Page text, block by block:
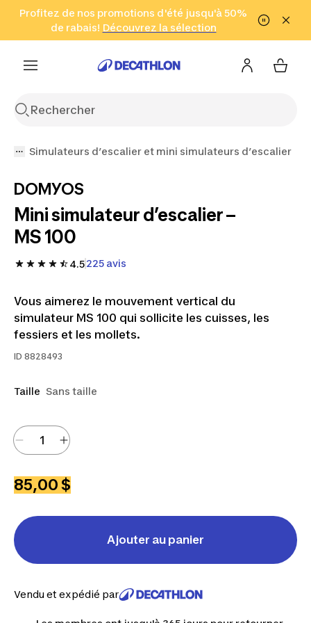
Aller à la recherche Aller au contenu Aller au pied de
Profitez de nos promotions d'été jusqu'à 50%
de rabais! Découvrez la sélection
Cliquez ici
en seulement 2 h!
(Zones sélectionnées)
Simulateurs d’escalier et mini simulateurs d’escalier
DOMYOS
Mini simulateur d’escalier –
MS 100
4.5225 avis
Vous aimerez le mouvement vertical du
simulateur MS 100 qui sollicite les cuisses, les
fessiers et les mollets.
ID 8828493
Taille Sans taille
85,00 $
Ajouter au panier
Vendu et expédié par